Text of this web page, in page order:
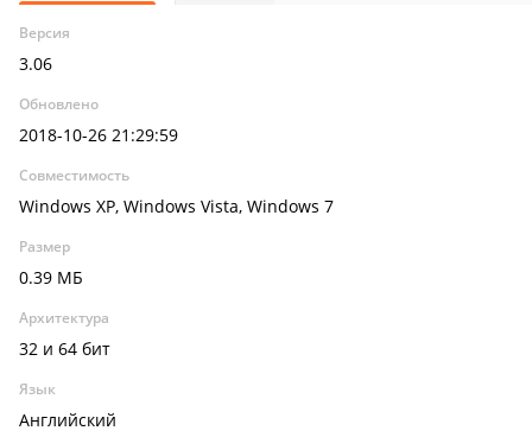
Версия
3.06
Обновлено
2018-10-26 21:29:59
Совместимость
Windows XP, Windows Vista, Windows 7
Размер
0.39 МБ
Архитектура
32 и 64 бит
Язык
Английский